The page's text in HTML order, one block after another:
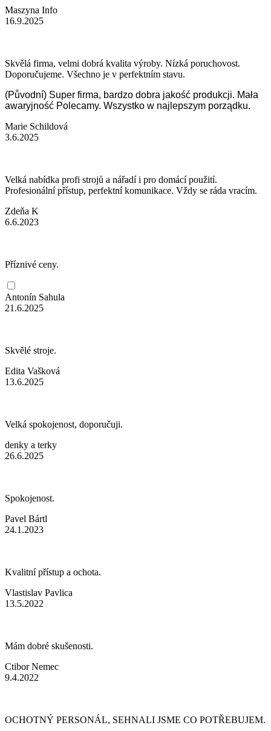
Maszyna Info
16.9.2025
Skvělá firma, velmi dobrá kvalita výroby. Nízká poruchovost.
Doporučujeme. Všechno je v perfektním stavu.
(Původní) Super firma, bardzo dobra jakość produkcji. Mała
awaryjność Polecamy. Wszystko w najlepszym porządku.
Marie Schildová
3.6.2025
Velká nabídka profi strojů a nářadí i pro domácí použití.
Profesionální přístup, perfektní komunikace. Vždy se ráda vracím.
Zdeňa K
6.6.2023
Příznivé ceny.
Antonín Sahula
21.6.2025
Skvělé stroje.
Edita Vašková
13.6.2025
Velká spokojenost, doporučuji.
denky a terky
26.6.2025
Spokojenost.
Pavel Bártl
24.1.2023
Kvalitní přístup a ochota.
Vlastislav Pavlica
13.5.2022
Mám dobré skušenosti.
Ctibor Nemec
9.4.2022
OCHOTNÝ PERSONÁL, SEHNALI JSME CO POTŘEBUJEM.